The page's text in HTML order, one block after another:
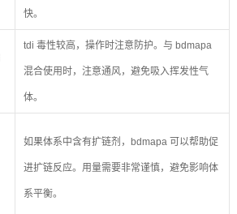
快。
tdi 毒性较高，操作时注意防护。与 bdmapa
混合使用时，注意通风，避免吸入挥发性气
体。
如果体系中含有扩链剂，bdmapa 可以帮助促
进扩链反应。用量需要非常谨慎，避免影响体
系平衡。